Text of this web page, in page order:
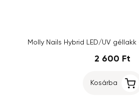
2 600 Ft
Kosárba